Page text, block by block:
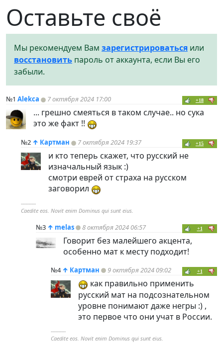
Оставьте своё
Мы рекомендуем Вам зарегистрироваться или
восстановить пароль от аккаунта, если Вы его
забыли.
№1 Alekca 7 октября 2024 17:00 +18
... грешно смеяться в таком случае.. но сука
это же факт !!
№2 ↑ Картман 7 октября 2024 19:37 +15
и кто теперь скажет, что русский не
изначальный язык :)
смотри еврей от страха на русском
заговорил
----------
Caedite eos. Novit enim Dominus qui sunt eius.
№3 ↑ melas 8 октября 2024 06:57 +1
Говорит без малейшего акцента,
особенно мат к месту подходит!
№4 ↑ Картман 9 октября 2024 09:02 +1
как правильно применить
русский мат на подсознательном
уровне понимают даже негры :) ,
это первое что они учат в России.
----------
Caedite eos. Novit enim Dominus qui sunt eius.